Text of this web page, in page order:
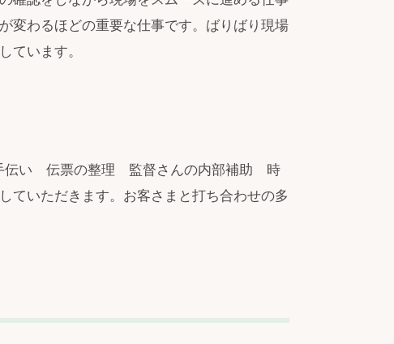
わるほどの重要な仕事です。ばりばり現場
ています。
伝い 伝票の整理 監督さんの内部補助 時
ていただきます。お客さまと打ち合わせの多